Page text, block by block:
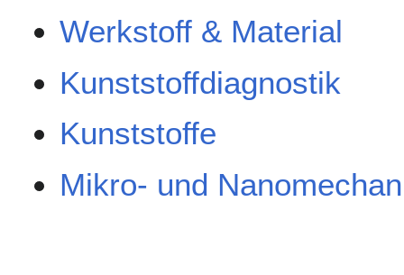
Werkstoff & Material
Kunststoffdiagnostik
Kunststoffe
Mikro- und